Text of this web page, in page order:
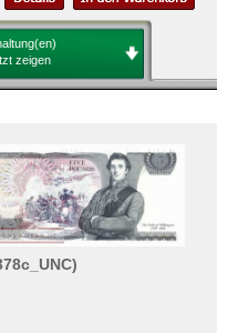
zeigen